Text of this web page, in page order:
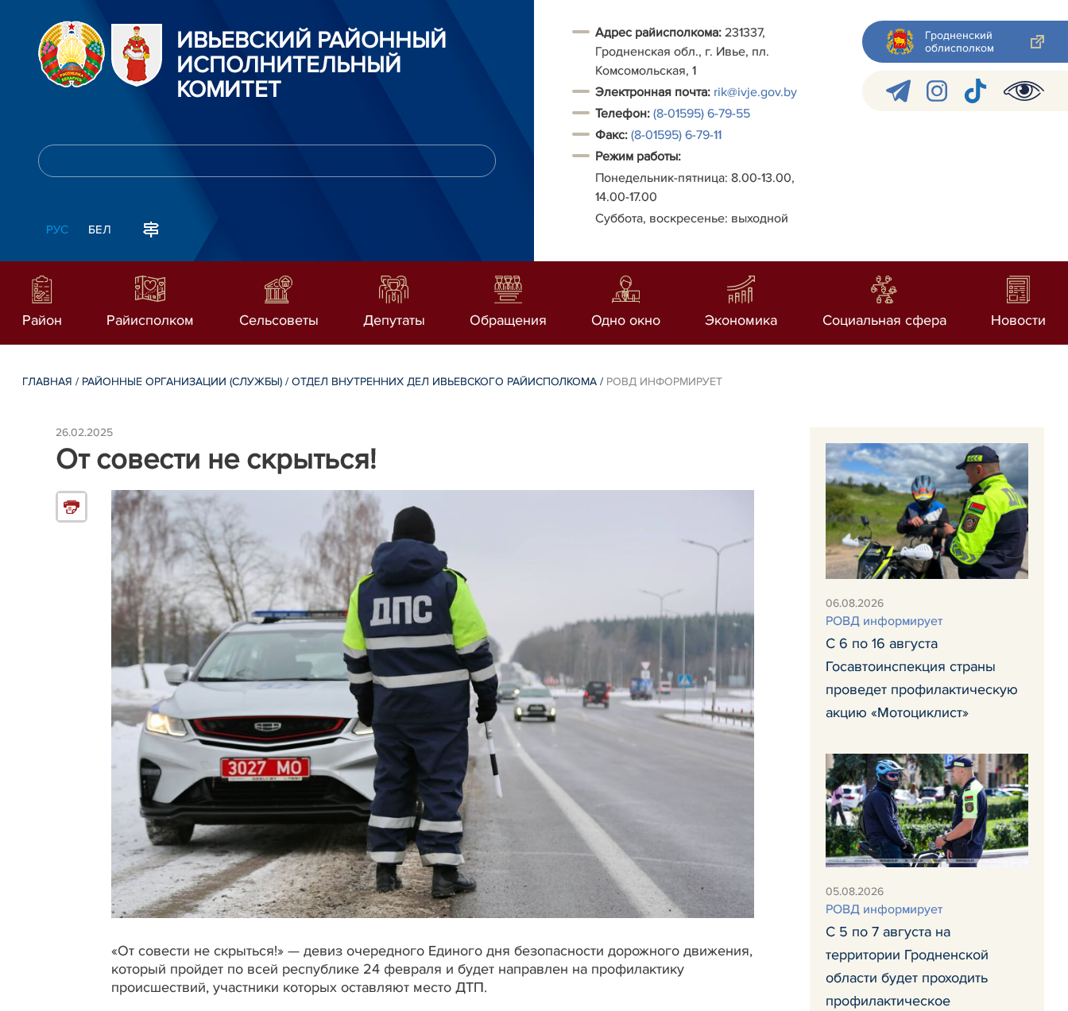
ИВЬЕВСКИЙ РАЙОННЫЙ
ИСПОЛНИТЕЛЬНЫЙ
КОМИТЕТ
РУС БЕЛ
Адрес райисполкома: 231337,
Гродненская обл., г. Ивье, пл.
Комсомольская, 1
Электронная почта: rik@ivje.gov.by
Телефон: (8-01595) 6-79-55
Факс: (8-01595) 6-79-11
Режим работы:
Понедельник-пятница: 8.00-13.00,
14.00-17.00
Суббота, воскресенье: выходной
Гродненский
облисполком
Район Райисполком Сельсоветы Депутаты Обращения Одно окно Экономика Социальная сфера Новости
ГЛАВНАЯ / РАЙОННЫЕ ОРГАНИЗАЦИИ (СЛУЖБЫ) /ОТДЕЛ ВНУТРЕННИХ ДЕЛ ИВЬЕВСКОГО РАЙИСПОЛКОМА / РОВД ИНФОРМИРУЕТ
26.02.2025
От совести не скрыться!
«От совести не скрыться!» — девиз очередного Единого дня безопасности дорожного движения,
который пройдет по всей республике 24 февраля и будет направлен на профилактику
происшествий, участники которых оставляют место ДТП.
06.08.2026
РОВД информирует
С 6 по 16 августа
Госавтоинспекция страны
проведет профилактическую
акцию «Мотоциклист»
05.08.2026
РОВД информирует
С 5 по 7 августа на
территории Гродненской
области будет проходить
профилактическое